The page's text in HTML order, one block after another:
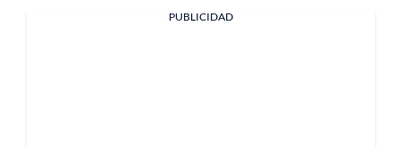
PUBLICIDAD